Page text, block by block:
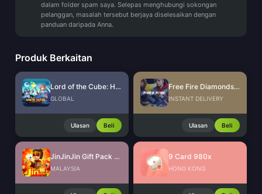
dalam folder spam saya. Selepas menghubungi sokongan
pelanggan, masalah tersebut berjaya diselesaikan dengan
panduan daripada Anna.
Produk Berkaitan
Lord of the Cube: Heroes RPG Voucher
GLOBAL
Ulasan Beli
Free Fire Diamonds EU + TR
INSTANT DELIVERY
Ulasan Beli
JinJinJin Gift Pack Redeem Code
MALAYSIA
9 Card 980x
HONG KONG